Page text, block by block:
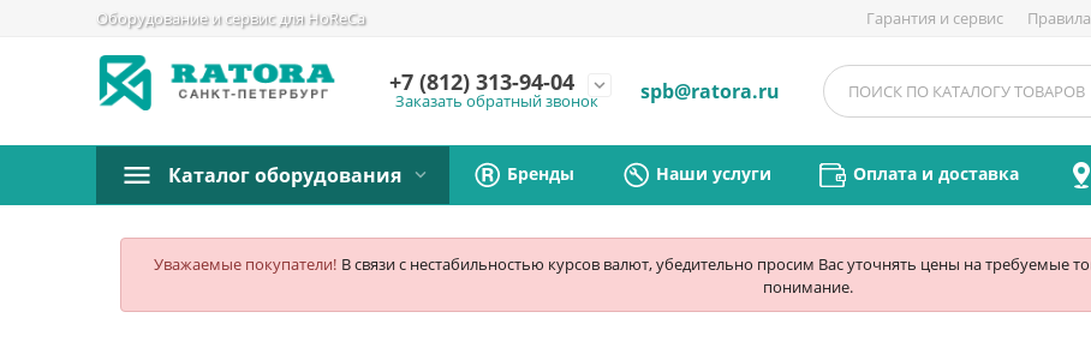
Оборудование и сервис для HoReCa Гарантия и сервис
+7 (812) 313-94-04 expand_more
Заказать обратный звонок spb@ratora.ru
Каталог оборудования Бренды Наши услуги Оплата и доставка
Уважаемые покупатели! В связи с нестабильностью курсов валют, убедительно просим Вас уточнять цены на требуемые
понимание.